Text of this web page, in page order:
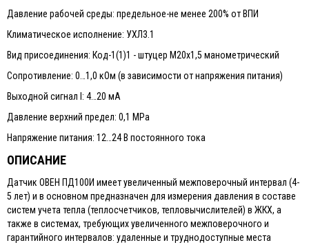
Давление рабочей среды: предельное-не менее 200% от ВПИ
Климатическое исполнение: УХЛ3.1
Вид присоединения: Код-1(1)1 - штуцер М20х1,5 манометрический
Сопротивление: 0…1,0 кОм (в зависимости от напряжения питания)
Выходной сигнал I: 4…20 мА
Давление верхний предел: 0,1 MPa
Напряжение питания: 12…24 В постоянного тока
ОПИСАНИЕ
Датчик ОВЕН ПД100И имеет увеличенный межповерочный интервал (4-
5 лет) и в основном предназначен для измерения давления в составе
систем учета тепла (теплосчетчиков, тепловычислителей) в ЖКХ, а
также в системах, требующих увеличенного межповерочного и
гарантийного интервалов: удаленные и труднодоступные места